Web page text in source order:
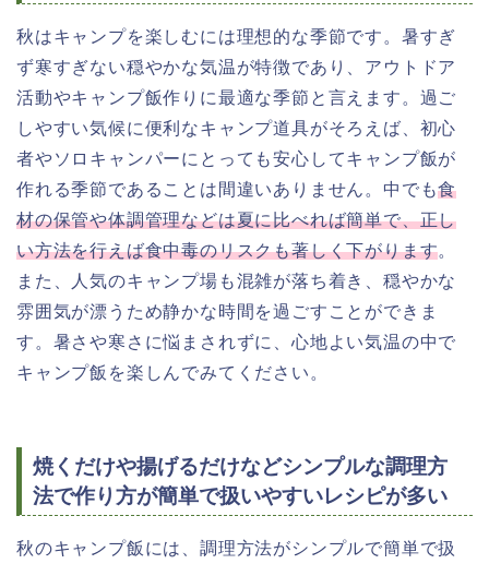
秋はキャンプを楽しむには理想的な季節です。暑すぎ
ず寒すぎない穏やかな気温が特徴であり、アウトドア
活動やキャンプ飯作りに最適な季節と言えます。過ご
しやすい気候に便利なキャンプ道具がそろえば、初心
者やソロキャンパーにとっても安心してキャンプ飯が
作れる季節であることは間違いありません。中でも食
材の保管や体調管理などは夏に比べれば簡単で、正し
い方法を行えば食中毒のリスクも著しく下がります。
また、人気のキャンプ場も混雑が落ち着き、穏やかな
雰囲気が漂うため静かな時間を過ごすことができま
す。暑さや寒さに悩まされずに、心地よい気温の中で
キャンプ飯を楽しんでみてください。
焼くだけや揚げるだけなどシンプルな調理方
法で作り方が簡単で扱いやすいレシピが多い
秋のキャンプ飯には、調理方法がシンプルで簡単で扱